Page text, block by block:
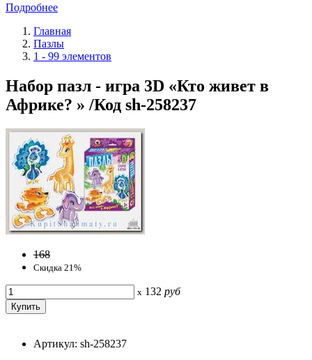
Подробнее
Главная
Пазлы
1 - 99 элементов
Набор пазл - игра 3D «Кто живет в
Африке? » /Код sh-258237
168
Скидка 21%
x 132 руб
Артикул: sh-258237